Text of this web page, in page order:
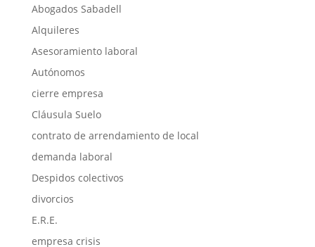
Abogados Sabadell
Alquileres
Asesoramiento laboral
Autónomos
cierre empresa
Cláusula Suelo
contrato de arrendamiento de local
demanda laboral
Despidos colectivos
divorcios
E.R.E.
empresa crisis